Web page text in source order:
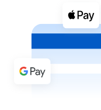
Coupons crypto
Achetez des
Acheter avec
Virement SEPA